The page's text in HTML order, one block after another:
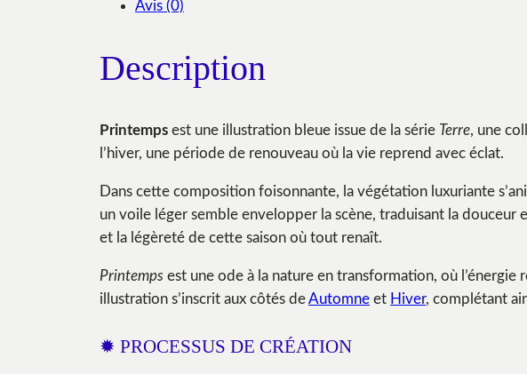
Avis (0)
Description
Printemps est une illustration bleue issue de la série Terre, une
l’hiver, une période de renouveau où la vie reprend avec éclat.
Dans cette composition foisonnante, la végétation luxuriante
un voile léger semble envelopper la scène, traduisant la
et la légèreté de cette saison où tout renaît.
Printemps est une ode à la nature en transformation, où
illustration s’inscrit aux côtés deAutomne et Hiver, complétant
✹ PROCESSUS DE CRÉATION